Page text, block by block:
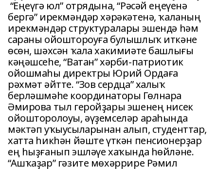
“Еңеүгә юл” отрядына, “Рәсәй еңеүенә
бергә” ирекмәндәр хәрәкәтенә, ҡаланың
ирекмәндәр структуралары эшендә һәм
сараны ойоштороуға булышлыҡ иткәне
өсөн, шәхсән ҡала хакимиәте башлығы
кәңәшсеһе, “Ватан” хәрби-патриотик
ойошмаһы директры Юрий Ордаға
рәхмәт әйтте. “Зов сердца” халыҡ
берләшмәһе координаторы Гөлнара
Әмирова тыл геройҙары эшенең нисек
ойошторолоуы, әүҙемселәр араһында
мәктәп уҡыусыларынан алып, студенттар,
хатта һикһән йәште үткән пенсионерҙар
ең һыҙғанып эшләүе хаҡында һөйләне.
“Ашҡаҙар” гәзите мөхәррире Рәмил